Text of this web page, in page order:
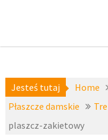
Jesteś tutaj Home
Płaszcze damskie
plaszcz-zakietowy